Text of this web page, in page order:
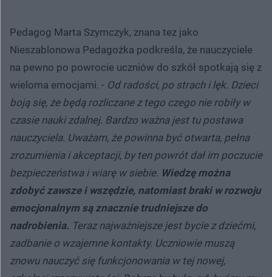
Pedagog Marta Szymczyk, znana tez jako
Nieszablonowa Pedagożka podkreśla, że nauczyciele
na pewno po powrocie uczniów do szkół spotkają się z
wieloma emocjami. - Od radości, po strach i lęk. Dzieci
boją się, że będą rozliczane z tego czego nie robiły w
czasie nauki zdalnej. Bardzo ważna jest tu postawa
nauczyciela. Uważam, że powinna być otwarta, pełna
zrozumienia i akceptacji, by ten powrót dał im poczucie
bezpieczeństwa i wiarę w siebie. Wiedzę można
zdobyć zawsze i wszędzie, natomiast braki w rozwoju
emocjonalnym są znacznie trudniejsze do
nadrobienia. Teraz najważniejsze jest bycie z dziećmi,
zadbanie o wzajemne kontakty. Uczniowie muszą
znowu nauczyć się funkcjonowania w tej nowej,